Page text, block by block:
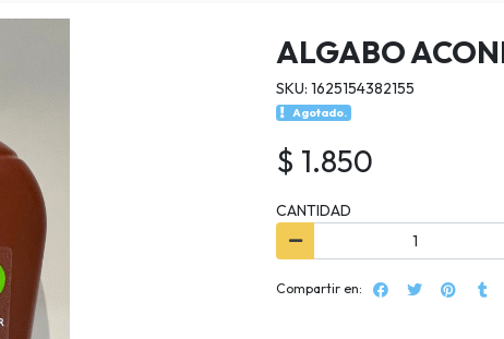
ALGABO
SKU: 1625154382155
Agotado.
$ 1.850
CANTIDAD
Compartir en: